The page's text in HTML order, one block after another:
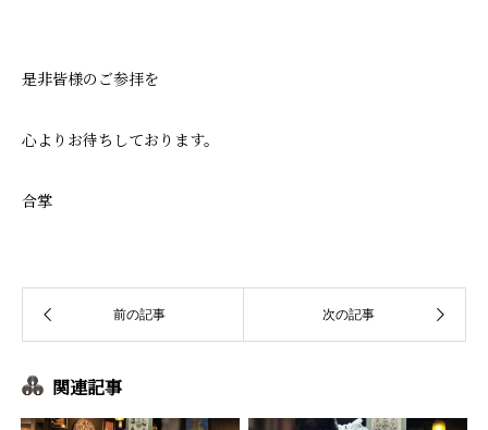
是非皆様のご参拝を
心よりお待ちしております。
合掌
関連記事